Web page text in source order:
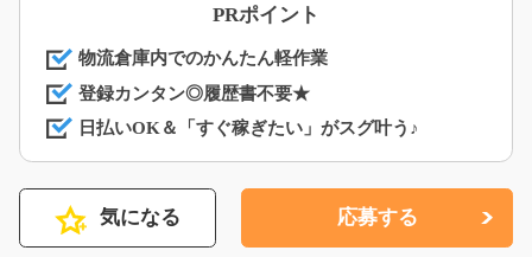
PRポイント
物流倉庫内でのかんたん軽作業
登録カンタン◎履歴書不要★
日払いOK＆「すぐ稼ぎたい」がスグ叶う♪
気になる 応募する